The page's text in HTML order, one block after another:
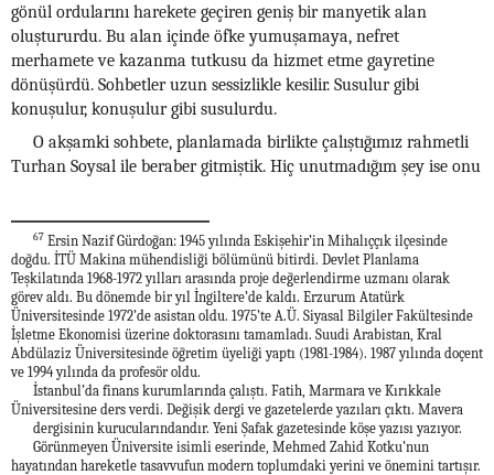
gönül ordularını harekete geçiren geniş bir manyetik alan
oluştururdu. Bu alan içinde öfke yumuşamaya, nefret
merhamete ve kazanma tutkusu da hizmet etme gayretine
dönüşürdü. Sohbetler uzun sessizlikle kesilir. Susulur gibi
konuşulur, konuşulur gibi susulurdu.
O akşamki sohbete, planlamada birlikte çalıştığımız rahmetli
Turhan Soysal ile beraber gitmiştik. Hiç unutmadığım şey ise onu
67 Ersin Nazif Gürdoğan: 1945 yılında Eskişehir’in Mihalıççık ilçesinde
doğdu. İTÜ Makina mühendisliği bölümünü bitirdi. Devlet Planlama
Teşkilatında 1968-1972 yılları arasında proje değerlendirme uzmanı olarak
görev aldı. Bu dönemde bir yıl İngiltere’de kaldı. Erzurum Atatürk
Üniversitesinde 1972’de asistan oldu. 1975’te A.Ü. Siyasal Bilgiler Fakültesinde
İşletme Ekonomisi üzerine doktorasını tamamladı. Suudi Arabistan, Kral
Abdülaziz Üniversitesinde öğretim üyeliği yaptı (1981-1984). 1987 yılında doçent
ve 1994 yılında da profesör oldu.
İstanbul’da finans kurumlarında çalıştı. Fatih, Marmara ve Kırıkkale
Üniversitesine ders verdi. Değişik dergi ve gazetelerde yazıları çıktı. Mavera
dergisinin kurucularındandır. Yeni Şafak gazetesinde köşe yazısı yazıyor.
Görünmeyen Üniversite isimli eserinde, Mehmed Zahid Kotku’nun
hayatından hareketle tasavvufun modern toplumdaki yerini ve önemini tartışır.